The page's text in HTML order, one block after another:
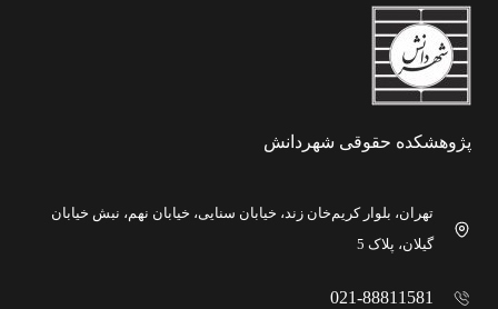
پژوهشکده حقوقی شهردانش
تهران، بلوار کریم‌خان زند، خیابان سنایی، خیابان نهم، نبش خیابان
گیلان، پلاک 5
021-88811581